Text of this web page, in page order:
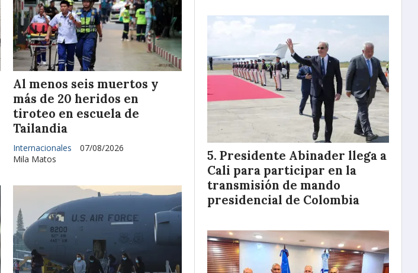
Al menos seis muertos y
más de 20 heridos en
tiroteo en escuela de
Tailandia
Mila Matos
Internacionales 07/08/2026
Presidente Abinader llega a
Cali para participar en la
transmisión de mando
presidencial de Colombia